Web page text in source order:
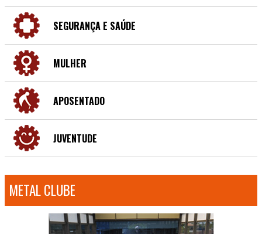
SEGURANÇA E SAÚDE
MULHER
APOSENTADO
JUVENTUDE
METAL CLUBE